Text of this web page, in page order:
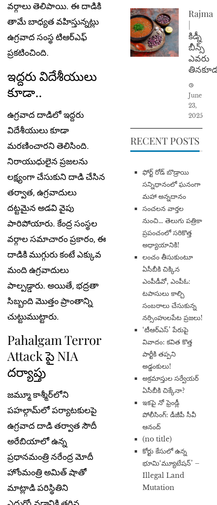
వర్గాలు తెలిపాయి. ఈ దాడికి
తామే బాధ్యత వహిస్తున్నట్లు
ఉగ్రవాద సంస్థ టిఆర్‌ఎఫ్
ప్రకటించింది.
ఇద్దరు విదేశీయులు
కూడా..
ఉగ్రవాద దాడిలో ఇద్దరు
విదేశీయులు కూడా
మరణించారని తెలిసింది.
నిరాయుధులైన ప్రజలను
లక్ష్యంగా చేసుకుని దాడి చేసిన
తర్వాత, ఉగ్రవాదులు
దట్టమైన అడవి వైపు
పారిపోయారు. కేంద్ర సంస్థల
వర్గాల సమాచారం ప్రకారం, ఈ
దాడికి ముగ్గురు కంటే ఎక్కువ
మంది ఉగ్రవాదులు
పాల్పడ్డారు. అయితే, భద్రతా
సిబ్బంది మొత్తం ప్రాంతాన్ని
చుట్టుముట్టారు.
Pahalgam Terror
Attack పై NIA
దర్యాప్తు
జమ్మూ కాశ్మీర్‌లోని
పహల్గామ్‌లో పర్యాటకులపై
ఉగ్రవాద దాడి తర్వాత సౌదీ
అరేబియాలో ఉన్న
ప్రధానమంత్రి నరేంద్ర మోదీ
హోంమంత్రి అమిత్ షాతో
మాట్లాడి పరిస్థితిని
Rajma
|
కిడ్నీ
బీన్స్
ఎవరు
June
23,
2025
RECENT POSTS
​ఫోర్ట్ రోడ్ బొడ్రాయి
సన్నిధానంలో ఘనంగా
మహా అన్నదానం
సంచలన వార్తల
నుంచి… తెలుగు పత్రికా
ప్రపంచంలో సరికొత్త
అధ్యాయానికి!
​లంచం తీసుకుంటూ
ఏసీబీకి చిక్కిన
ఎంపీడీవో, ఎంపీఓ:
టపాసులు కాల్చి
సంబరాలు చేసుకున్న
నర్సింహులపేట ప్రజలు!
‘టీఆర్ఎస్’ పేరుపై
వివాదం: కవిత కొత్త
పార్టీకి తప్పని
అడ్డంకులు!
అక్రమాస్తుల సర్వేయర్
ఏసీబీకి చిక్కేనా?
ఇకపై నో ఫ్రెండ్లీ
పోలీసింగ్: డీజీపీ సీవీ
ఆనంద్
(no title)
​కోర్టు కేసులో ఉన్న
భూమి‘మ్యూటేషన్’ –
Illegal Land
Mutation